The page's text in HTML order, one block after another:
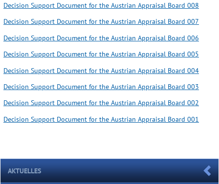
Decision Support Document for the Austrian Appraisal Board 008
Decision Support Document for the Austrian Appraisal Board 007
Decision Support Document for the Austrian Appraisal Board 006
Decision Support Document for the Austrian Appraisal Board 005
Decision Support Document for the Austrian Appraisal Board 004
Decision Support Document for the Austrian Appraisal Board 003
Decision Support Document for the Austrian Appraisal Board 002
Decision Support Document for the Austrian Appraisal Board 001
AKTUELLES